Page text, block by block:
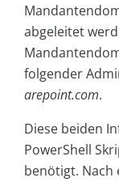
abgeleitet
folgender
arepoint.com.
Diese beiden
PowerShell
benötigt. Nach